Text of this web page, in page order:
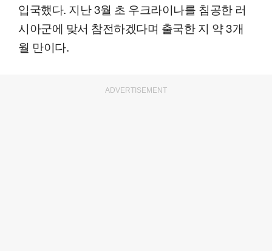
입국했다. 지난 3월 초 우크라이나를 침공한 러
시아군에 맞서 참전하겠다며 출국한 지 약 3개
월 만이다.
ADVERTISEMENT